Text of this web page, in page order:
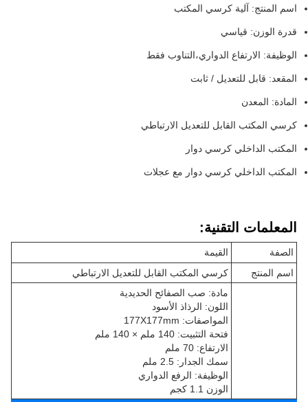
اسم المنتج: آلية كرسي المكتب
قدرة الوزن: قياسي
الوظيفة: الارتفاع الدواري،التناوب فقط
المقعد: قابل للتعديل / ثابت
المادة: المعدن
كرسي المكتب القابل للتعديل الارتباطي
المكتب الداخلي كرسي دوار
المكتب الداخلي كرسي دوار مع عجلات
المعلمات التقنية:
الصفة
القيمة
اسم المنتج
كرسي المكتب القابل للتعديل الارتباطي
مادة: صب الصفائح الحديدية
اللون: الرذاذ الأسود
المواصفات: 177X177mm
فتحة التثبيت: 140 ملم × 140 ملم
الارتفاع: 70 ملم
سمك الجدار: 2.5 ملم
الوظيفة: الرفع الدواري
الوزن 1.1 كجم